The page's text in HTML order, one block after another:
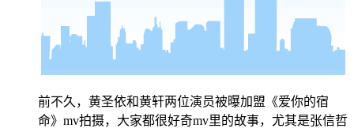
前不久，黄圣依和黄轩两位演员被曝加盟《爱你的宿
命》mv拍摄，大家都很好奇mv里的故事，尤其是张信哲